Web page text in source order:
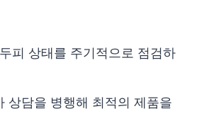
피 상태를 주기적으로 점검하
상담을 병행해 최적의 제품을